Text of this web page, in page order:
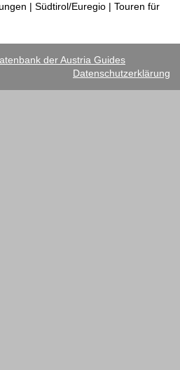
| Südtirol/Euregio | Touren für
der Austria Guides
Datenschutzerklärung